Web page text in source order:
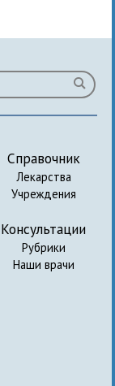
Справочник
Лекарства
Учреждения
Консультации
Рубрики
Наши врачи